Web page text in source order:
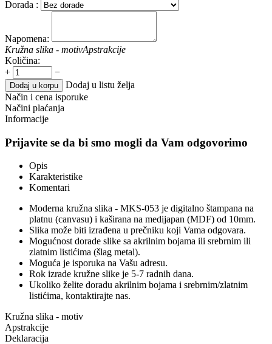
Dorada :
Napomena:
Kružna slika - motivApstrakcije
Količina:
+
−
Dodaj u korpu
Dodaj u listu želja
Način i cena isporuke
Načini plaćanja
Informacije
Prijavite se da bi smo mogli da Vam odgovorimo
Opis
Karakteristike
Komentari
Moderna kružna slika - MKS-053 je digitalno štampana na
platnu (canvasu) i kaširana na medijapan (MDF) od 10mm.
Slika može biti izrađena u prečniku koji Vama odgovara.
Mogućnost dorade slike sa akrilnim bojama ili srebrnim ili
zlatnim listićima (šlag metal).
Moguća je isporuka na Vašu adresu.
Rok izrade kružne slike je 5-7 radnih dana.
Ukoliko želite doradu akrilnim bojama i srebrnim/zlatnim
listićima, kontaktirajte nas.
Kružna slika - motiv
Apstrakcije
Deklaracija